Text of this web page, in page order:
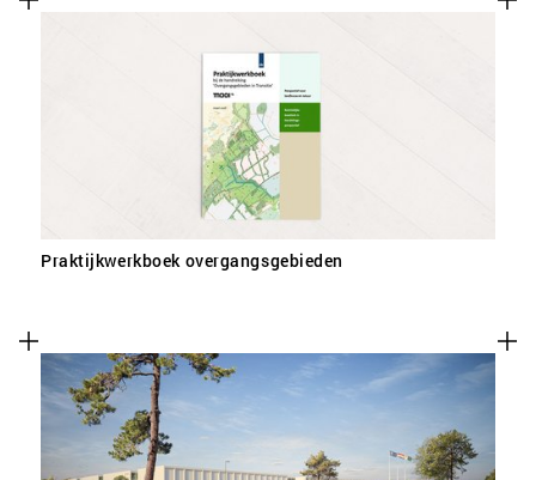
Praktijkwerkboek overgangsgebieden